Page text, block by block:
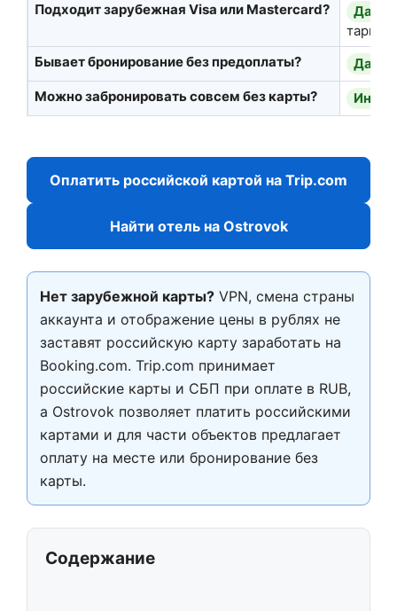
Подходит зарубежная Visa или Mastercard?
Да
тариф
Бывает бронирование без предоплаты?
Да
Можно забронировать совсем без карты?
Оплатить российской картой на Trip.com
Найти отель на Ostrovok
Нет зарубежной карты? VPN, смена страны
аккаунта и отображение цены в рублях не
заставят российскую карту заработать на
Booking.com. Trip.com принимает
российские карты и СБП при оплате в RUB,
а Ostrovok позволяет платить российскими
картами и для части объектов предлагает
оплату на месте или бронирование без
карты.
Содержание